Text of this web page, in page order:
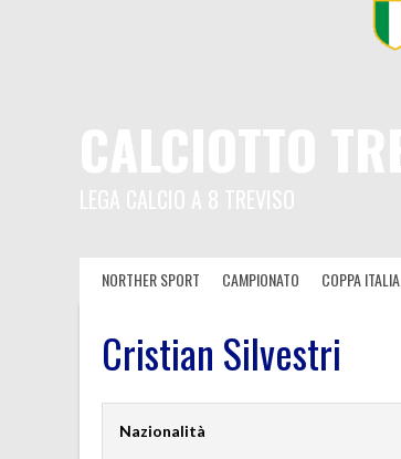
NORTHER SPORT CAMPIONATO COPPA ITALIA
Cristian Silvestri
Nazionalità